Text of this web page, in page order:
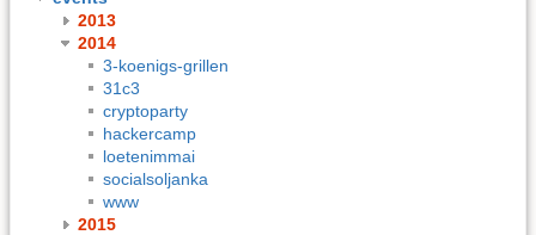
2013
2014
3-koenigs-grillen
31c3
cryptoparty
hackercamp
loetenimmai
socialsoljanka
www
2015